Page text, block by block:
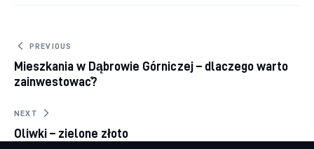
Nawigacja
wpisu
PREVIOUS
Mieszkania w Dąbrowie Górniczej – dlaczego warto
zainwestować?
NEXT
Oliwki – zielone złoto